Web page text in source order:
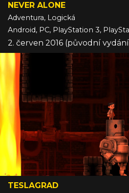
NEVER ALONE
Adventura, Logická
2. červen 2016 (původní vydání
TESLAGRAD